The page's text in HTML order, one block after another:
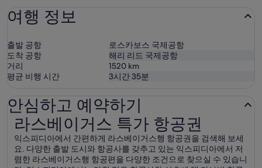
여행 정보
출발 공항
로스카보스 국제공항
도착 공항
해리 리드 국제공항
거리
1520 km
평균 비행 시간
3시간 35분
안심하고 예약하기
라스베이거스 특가 항공권
익스피디아에서 간편하게 라스베이거스행 항공권을 검색해 보세
요. 다양한 출발 도시와 항공사를 갖추고 있는 익스피디아에서 저
렴한 라스베이거스행 항공편을 다양한 조건으로 찾으실 수 있습니
라스베이거스 특가 항공권